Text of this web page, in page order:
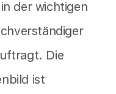
der wichtigen
Die
ist